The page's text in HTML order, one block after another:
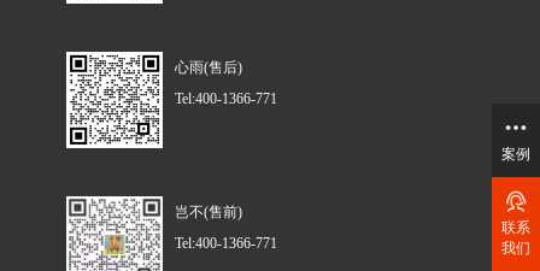
心雨(售后)
Tel:400-1366-771
岂不(售前)
Tel:400-1366-771
案例
联系
我们